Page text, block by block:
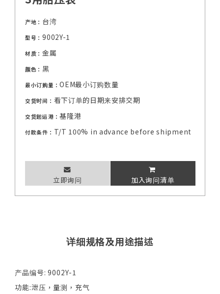
产地： 台湾
型号：9002Y-1
材质：金属
颜色：黑
最小订购量：OEM最小订购数量
交货时间： 看下订单的日期来安排交期
交货起运港：基隆港
付款条件： T/T 100% in advance before shipment
立即询问 加入询问清单
详细规格及用途描述
产品编号: 9002Y-1
功能:泄压，量测，充气